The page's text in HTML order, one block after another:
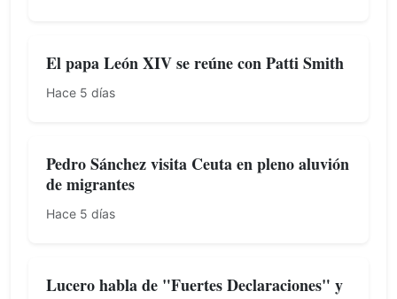
El papa León XIV se reúne con Patti Smith
Hace 5 días
Pedro Sánchez visita Ceuta en pleno aluvión
de migrantes
Hace 5 días
Lucero habla de "Fuertes Declaraciones" y